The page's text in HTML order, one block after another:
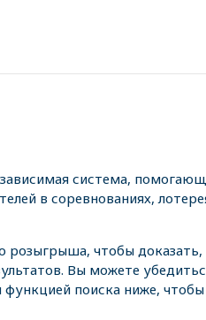
система,
в соревнованиях,
розыгрыша, чтобы
Вы можете
функцией поиска ниже,